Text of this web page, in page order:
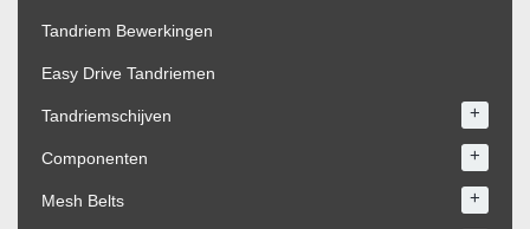
Tandriem Bewerkingen
Easy Drive Tandriemen
Tandriemschijven +
Componenten +
Mesh Belts +